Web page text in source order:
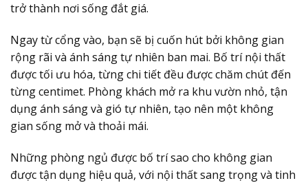
trở thành nơi sống đắt giá.
Ngay từ cổng vào, bạn sẽ bị cuốn hút bởi không gian
rộng rãi và ánh sáng tự nhiên ban mai. Bố trí nội thất
được tối ưu hóa, từng chi tiết đều được chăm chút đến
từng centimet. Phòng khách mở ra khu vườn nhỏ, tận
dụng ánh sáng và gió tự nhiên, tạo nên một không
gian sống mở và thoải mái.
Những phòng ngủ được bố trí sao cho không gian
được tận dụng hiệu quả, với nội thất sang trọng và tinh